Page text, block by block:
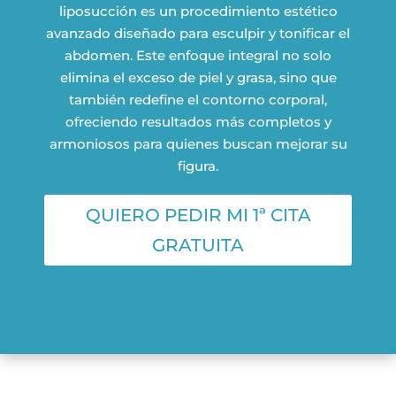
liposucción es un procedimiento estético
avanzado diseñado para esculpir y tonificar el
abdomen. Este enfoque integral no solo
elimina el exceso de piel y grasa, sino que
también redefine el contorno corporal,
ofreciendo resultados más completos y
armoniosos para quienes buscan mejorar su
figura.
QUIERO PEDIR MI 1ª CITA
GRATUITA